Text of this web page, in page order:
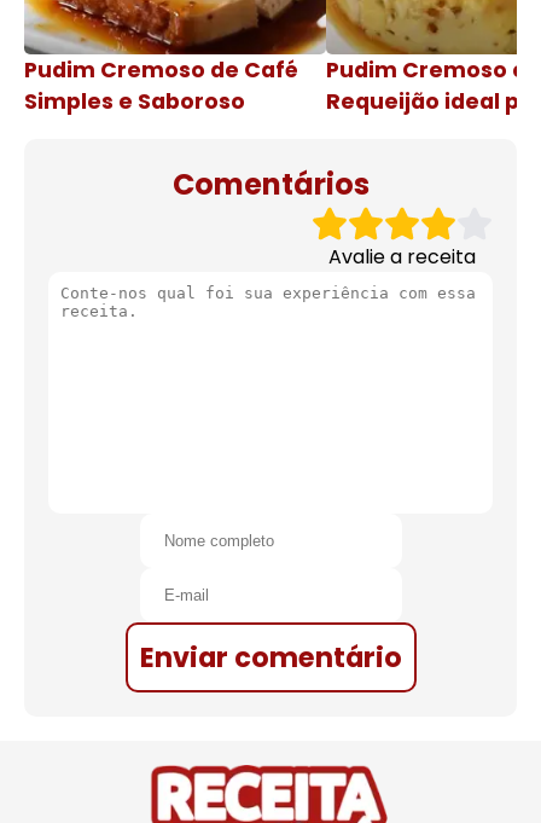
Pudim Cremoso de Café
Simples e Saboroso
Pudim Cremoso
Requeijão ideal
Comentários
Avalie a receita
Enviar comentário